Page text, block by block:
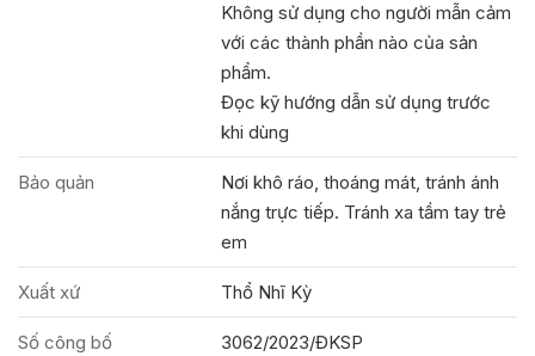
Không sử dụng cho người mẫn cảm
với các thành phần nào của sản
phẩm.
Đọc kỹ hướng dẫn sử dụng trước
khi dùng
Bảo quản
Nơi khô ráo, thoáng mát, tránh ánh
nắng trực tiếp. Tránh xa tầm tay trẻ
em
Xuất xứ Thổ Nhĩ Kỳ
Số công bố 3062/2023/ĐKSP